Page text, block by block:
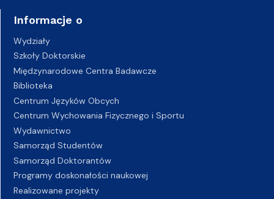
Informacje o
Wydziały
Szkoły Doktorskie
Międzynarodowe Centra Badawcze
Biblioteka
Centrum Języków Obcych
Centrum Wychowania Fizycznego i Sportu
Wydawnictwo
Samorząd Studentów
Samorząd Doktorantów
Programy doskonałości naukowej
Realizowane projekty